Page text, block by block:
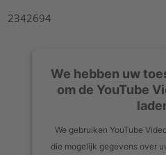
2342694
We hebben uw
om de YouTube
We gebruiken YouTube
die mogelijk gegevens over